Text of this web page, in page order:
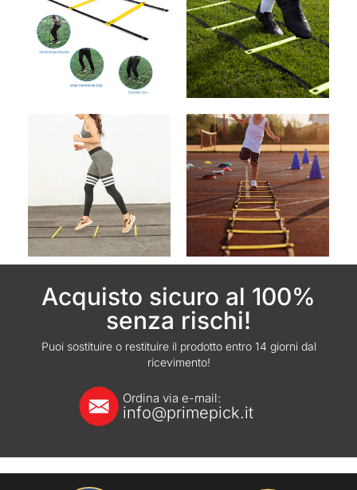
Acquisto sicuro al 100%
senza rischi!
Puoi sostituire o restituire il prodotto entro 14 giorni dal
ricevimento!
Ordina via e-mail:
info@primepick.it